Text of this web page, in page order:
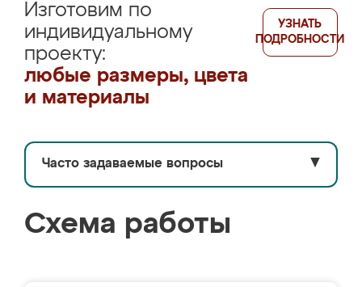
Изготовим по
индивидуальному
проекту:
любые размеры, цвета
и материалы
УЗНАТЬ
ПОДРОБНОСТИ
Часто задаваемые вопросы ▼
Схема работы